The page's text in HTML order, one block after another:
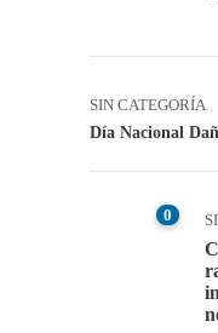
SIN CATEGORÍA
Día Nacional
0